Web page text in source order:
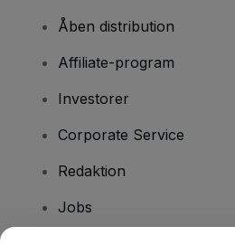
Åben distribution
Affiliate-program
Investorer
Corporate Service
Redaktion
Jobs